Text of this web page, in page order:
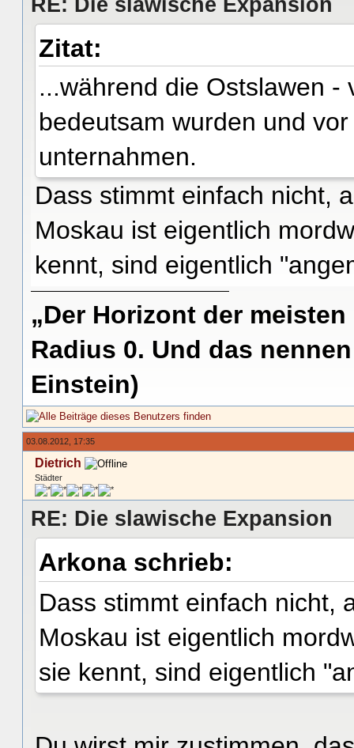
Zitat:
...während die Ostslawen
bedeutsam wurden und
unternahmen.
Dass stimmt einfach nicht,
Moskau ist eigentlich
kennt, sind eigentlich
„Der Horizont der
Radius 0. Und das
Einstein)
03.08.2012, 17:35
Dietrich
Städter
RE: Die slawische Expansion
Arkona schrieb:
Dass stimmt einfach nicht,
Moskau ist eigentlich
sie kennt, sind eigentlich